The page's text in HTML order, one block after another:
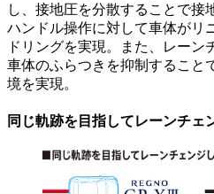
し、接地圧を分散することで接
ハンドル操作に対して車体がリ
ドリングを実現。また、レーン
車体のふらつきを抑制すること
境を実現。
同じ軌跡を⽬指してレーンチェ